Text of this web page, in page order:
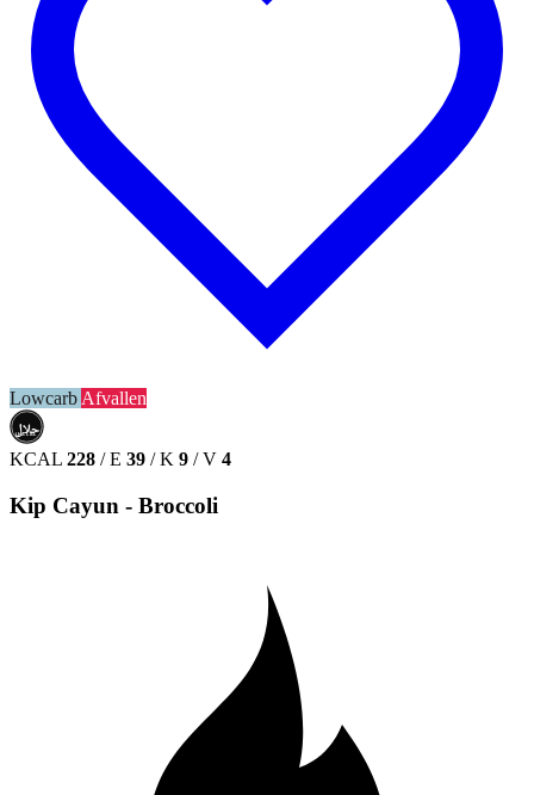
LowcarbAfvallen
حلال
HALAL
KCAL 228 / E 39 / K 9 / V 4
Kip Cayun - Broccoli